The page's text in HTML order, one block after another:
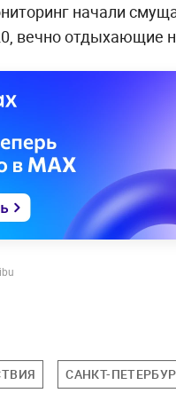
начали
вечно отдыхающие
САНКТ-